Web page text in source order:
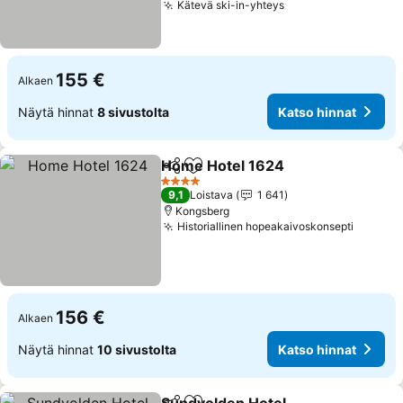
Kätevä ski-in-yhteysKatso hinnat
Alkaen 155 €
Näytä hinnat 8 sivustolta Katso hinnat
Jaa Lisää suosikkeihin
Home Hotel 1624
4 Tähtiluokitus
9,1 Loistava
1 641
Kongsberg
Historiallinen hopeakaivoskonsepti
Alkaen 156 €
Näytä hinnat 10 sivustolta Katso hinnat